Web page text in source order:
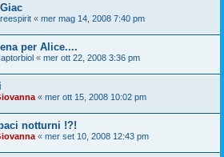
« mer mag 14, 2008 7:40 pm
per Alice....
« mer ott 22, 2008 3:36 pm
« mer ott 15, 2008 10:02 pm
notturni !?!
« mer set 10, 2008 12:43 pm